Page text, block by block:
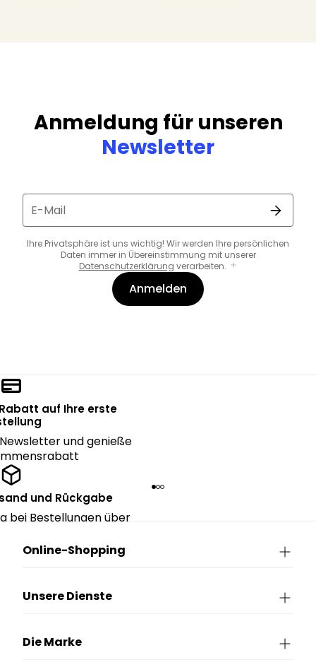
Anmeldung für unseren
Newsletter
E-Mail
Ihre Privatsphäre ist uns wichtig! Wir werden Ihre persönlichen
Daten immer in Übereinstimmung mit unserer
Datenschutzerklärung verarbeiten.
Anmelden
auf Ihre erste
und genieße
und Rückgabe
bei Bestellungen über
Online-Shopping
Unsere Dienste
Die Marke